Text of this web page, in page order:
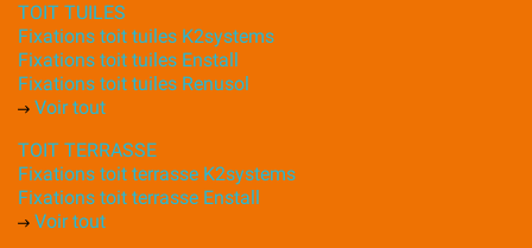
TOIT TUILES
Fixations toit tuiles K2systems
Fixations toit tuiles Enstall
Fixations toit tuiles Renusol
Voir tout
TOIT TERRASSE
Fixations toit terrasse K2systems
Fixations toit terrasse Enstall
Voir tout